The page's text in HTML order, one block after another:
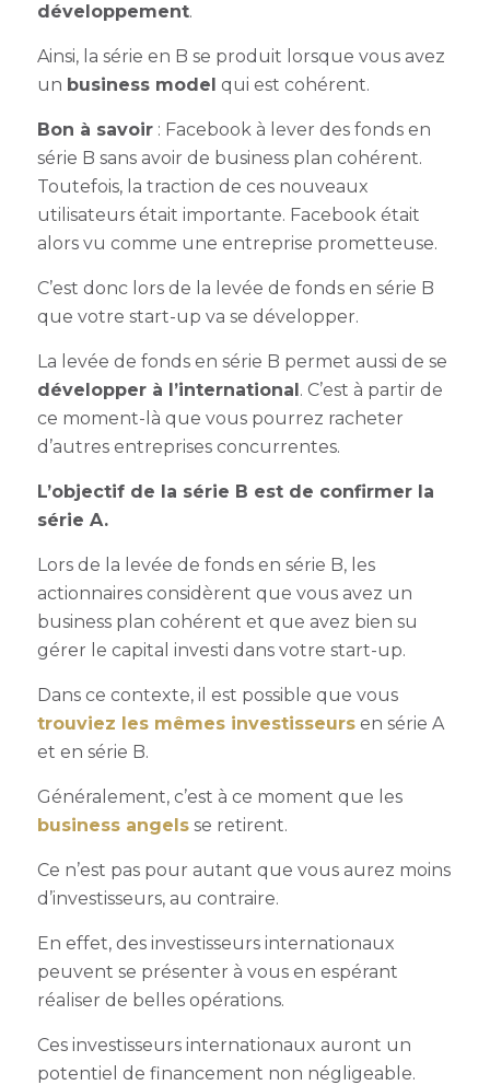
développement.
Ainsi, la série en B se produit lorsque vous avez
un business model qui est cohérent.
Bon à savoir: Facebook à lever des fonds en
série B sans avoir de business plan cohérent.
Toutefois, la traction de ces nouveaux
utilisateurs était importante. Facebook était
alors vu comme une entreprise prometteuse.
C’est donc lors de la levée de fonds en série B
que votre start-up va se développer.
La l evée de fonds en série B permet aussi de se
développer à l’international. C’est à partir de
ce moment-là que vous pourrez racheter
d’autres entreprises concurrentes.
L’objectif de la série B est de confirmer la
série A.
Lors de la levée de fonds en série B, les
actionnaires considèrent que vous avez un
business plan cohérent et que avez bien su
gérer le capital investi dans votre start-up.
Dans ce contexte, il est possible que vous
trouviez les mêmes investisseursen série A
et en série B.
Généralement, c’est à ce moment que les
business angelsse retirent.
Ce n’est pas pour autant que vous aurez moins
d’investisseurs, au contraire.
En effet, des investisseurs internationaux
peuvent se présenter à vous en espérant
réaliser de belles opérations.
Ces investisseurs internationaux auront un
potentiel de financement non négligeable.